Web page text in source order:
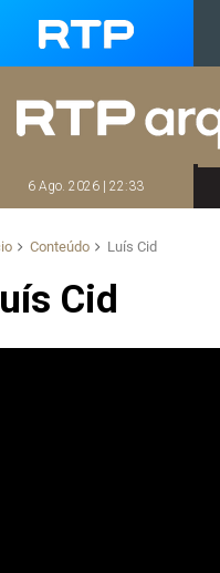
6 Ago. 2026 | 22:33
Conteúdo Luís Cid
Cid